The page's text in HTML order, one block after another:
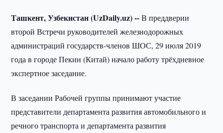
Ташкент, Узбекистан (UzDaily.uz) --В преддверии
второй Встречи руководителей железнодорожных
администраций государств-членов ШОС, 29 июля 2019
года в городе Пекин (Китай) начало работу трёхдневное
экспертное заседание.
В заседании Рабочей группы принимают участие
представители департамента развития автомобильного и
речного транспорта и департамента развития